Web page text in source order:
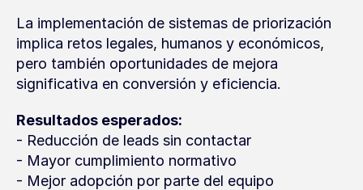
La implementación de sistemas de priorización
implica retos legales, humanos y económicos,
pero también oportunidades de mejora
significativa en conversión y eficiencia.
Resultados esperados:
- Reducción de leads sin contactar
- Mayor cumplimiento normativo
- Mejor adopción por parte del equipo